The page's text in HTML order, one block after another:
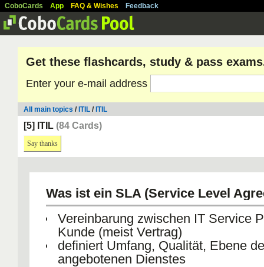
CoboCards App FAQ & Wishes Feedback
Get these flashcards, study & pass
Enter your e-mail address
All main topics / ITIL / ITIL
[5] ITIL (84 Cards)
Say thanks
Was ist ein SLA (Service Level
Vereinbarung zwischen IT Service
Kunde (meist Vertrag)
definiert Umfang, Qualität, Ebene
angebotenen Dienstes